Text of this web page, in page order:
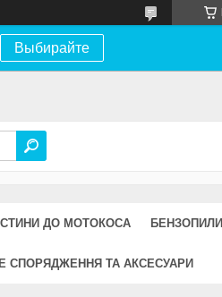
Выбирайте
ДО МОТОКОСА БЕНЗОПИЛИ
СПОРЯДЖЕННЯ ТА АКСЕСУАРИ